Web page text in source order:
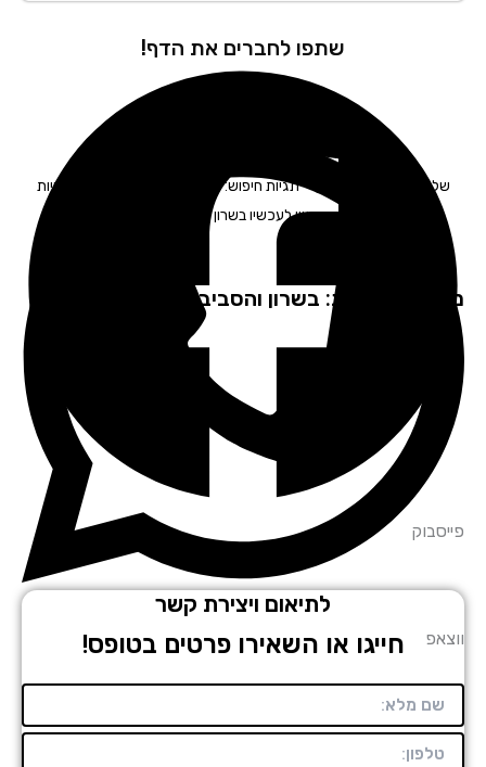
שתפו לחברים את הדף!
משפטית
בשרון – תגיות חיפוש: חברת משלוחים בשרון | שליחויות
בשרון | משלוחים מעכשיו לעכשיו בשרון | משלוחן בשרון | שליח בשרון
שירות: בשרון והסביבה
לתיאום ויצירת קשר
חייגו או השאירו פרטים בטופס!